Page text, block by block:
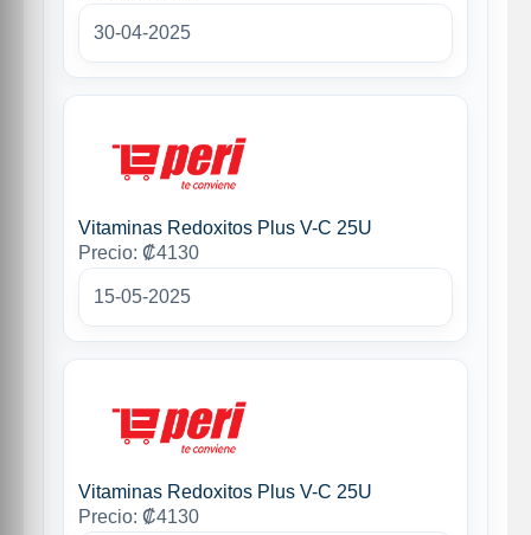
30-04-2025
Vitaminas Redoxitos Plus V-C 25U
Precio: ₡4130
15-05-2025
Vitaminas Redoxitos Plus V-C 25U
Precio: ₡4130